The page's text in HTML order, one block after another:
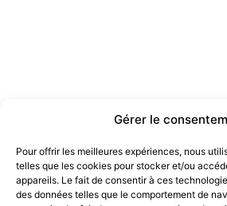
Gérer le
Pour offrir les meilleures expériences, nous
telles que les cookies pour stocker et/ou
appareils. Le fait de consentir à ces
des données telles que le comportement de
Les marques doivent-elles
19 juillet 2022